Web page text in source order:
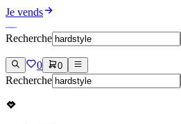
Je vends
Recherche
0 0
Recherche